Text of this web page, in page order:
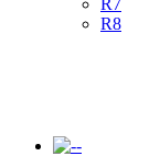
R7
R8
-